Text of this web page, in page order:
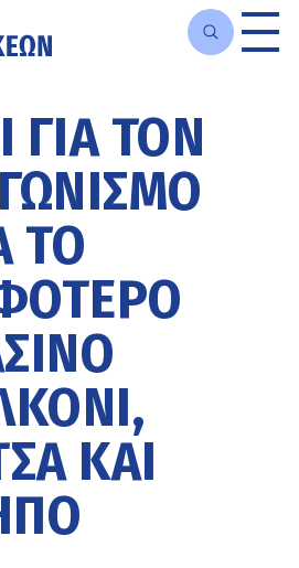
ΓΙΑ ΤΟΝ
ΤΟ
ΚΑΙ